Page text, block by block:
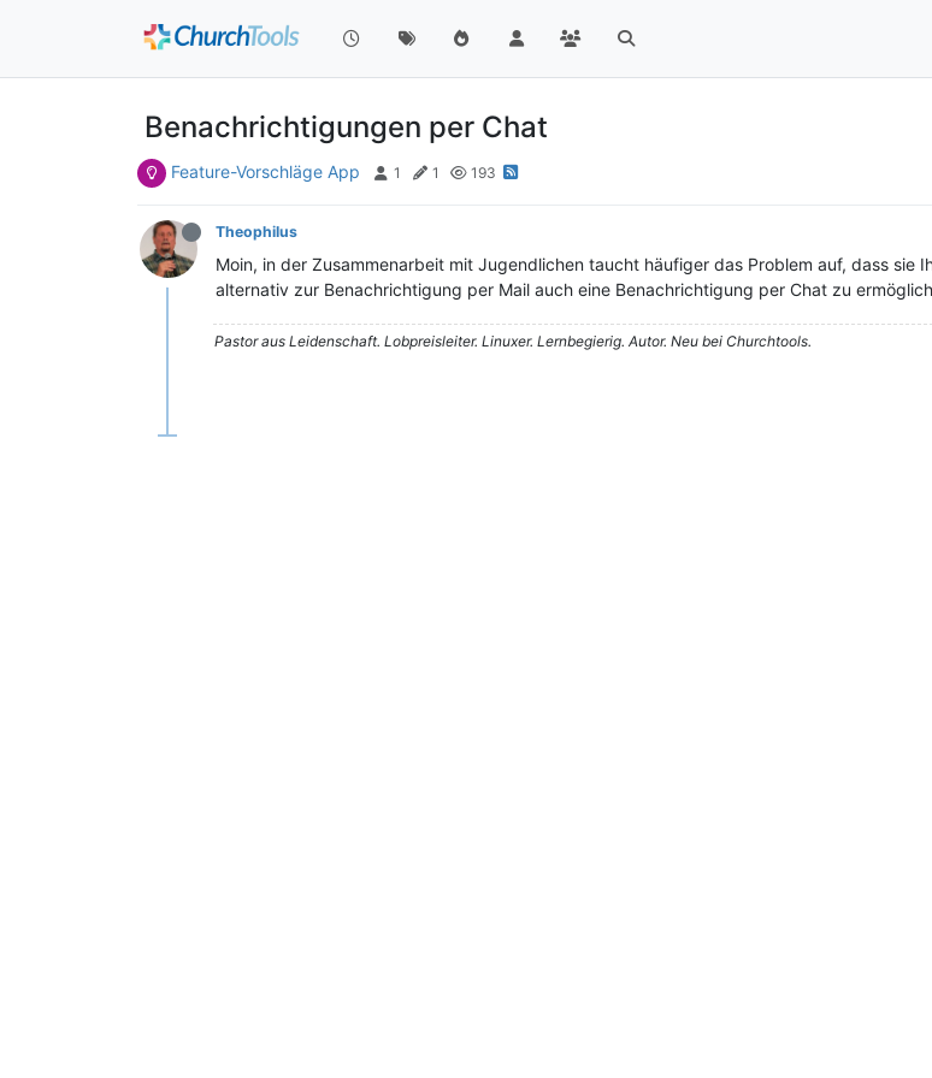
Benachrichtigungen per Chat
Feature-Vorschläge App 1 1 193
Theophilus
Moin, in der Zusammenarbeit mit Jugendlichen taucht häufiger das Problem auf, dass sie
alternativ zur Benachrichtigung per Mail auch eine Benachrichtigung per Chat zu
Pastor aus Leidenschaft. Lobpreisleiter. Linuxer. Lernbegierig. Autor. Neu bei Churchtools.